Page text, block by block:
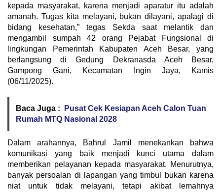
kepada masyarakat, karena menjadi aparatur itu adalah
amanah. Tugas kita melayani, bukan dilayani, apalagi di
bidang kesehatan,” tegas Sekda saat melantik dan
mengambil sumpah 42 orang Pejabat Fungsional di
lingkungan Pemerintah Kabupaten Aceh Besar, yang
berlangsung di Gedung Dekranasda Aceh Besar,
Gampong Gani, Kecamatan Ingin Jaya, Kamis
(06/11/2025).
Baca Juga :
Pusat Cek Kesiapan Aceh Calon Tuan
Rumah MTQ Nasional 2028
Dalam arahannya, Bahrul Jamil menekankan bahwa
komunikasi yang baik menjadi kunci utama dalam
memberikan pelayanan kepada masyarakat. Menurutnya,
banyak persoalan di lapangan yang timbul bukan karena
niat untuk tidak melayani, tetapi akibat lemahnya